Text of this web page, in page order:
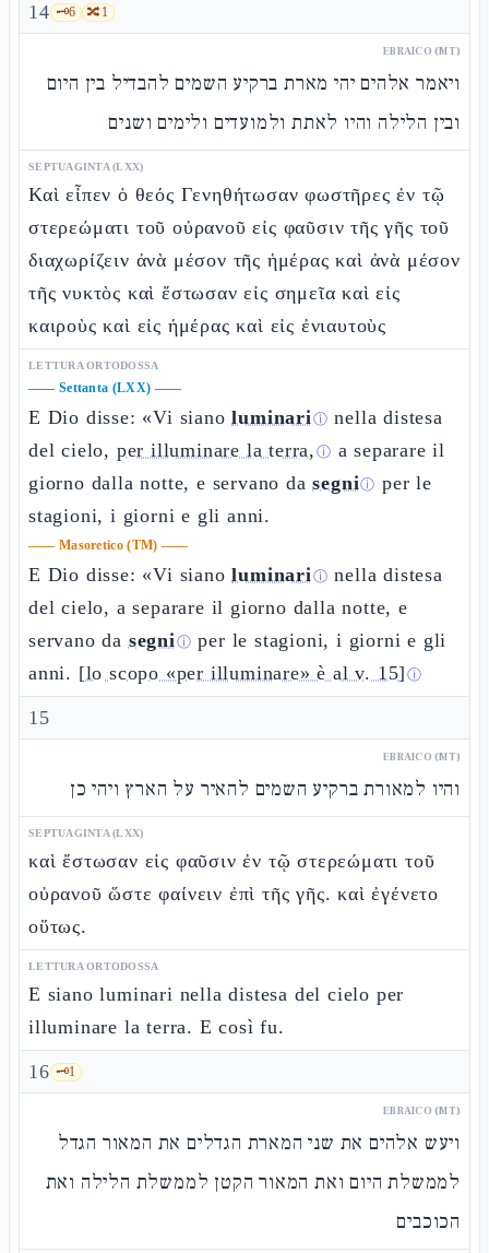
14 🗝️6 🔀1
EBRAICO (MT)
ויאמר אלהים יהי מארת ברקיע השמים להבדיל בין היום
ובין הלילה והיו לאתת ולמועדים ולימים ושנים
SEPTUAGINTA (LXX)
Καὶ εἶπεν ὁ θεός Γενηθήτωσαν φωστῆρες ἐν τῷ
στερεώματι τοῦ οὐρανοῦ εἰς φαῦσιν τῆς γῆς τοῦ
διαχωρίζειν ἀνὰ μέσον τῆς ἡμέρας καὶ ἀνὰ μέσον
τῆς νυκτὸς καὶ ἔστωσαν εἰς σημεῖα καὶ εἰς
καιροὺς καὶ εἰς ἡμέρας καὶ εἰς ἐνιαυτοὺς
LETTURA ORTODOSSA
—— Settanta (LXX) ——
E Dio disse: «Vi sianoluminariⓘ nella distesa
del cielo, per illuminare la terra, ⓘ a separare il
giorno dalla notte, e servano dasegniⓘ per le
stagioni, i giorni e gli anni.
—— Masoretico (TM) ——
E Dio disse: «Vi sianoluminariⓘ nella distesa
del cielo, a separare il giorno dalla notte, e
servano da segniⓘ per le stagioni, i giorni e gli
anni. [lo scopo «per illuminare» è al v. 15] ⓘ
15
EBRAICO (MT)
והיו למאורת ברקיע השמים להאיר על הארץ ויהי כן
SEPTUAGINTA (LXX)
καὶ ἔστωσαν εἰς φαῦσιν ἐν τῷ στερεώματι τοῦ
οὐρανοῦ ὥστε φαίνειν ἐπὶ τῆς γῆς. καὶ ἐγένετο
οὕτως.
LETTURA ORTODOSSA
E siano luminari nella distesa del cielo per
illuminare la terra. E così fu.
16 🗝️1
EBRAICO (MT)
ויעש אלהים את שני המארת הגדלים את המאור הגדל
לממשלת היום ואת המאור הקטן לממשלת הלילה ואת
הכוכבים